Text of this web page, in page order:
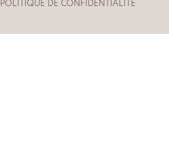
POLITIQUE DE CONFIDENTIALITÉ